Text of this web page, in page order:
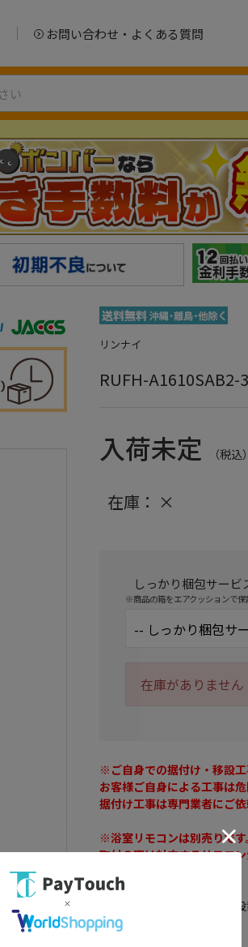
お問い合わせ・よくある質問
リンナイ
RUFH-
入荷未定 （税込
在庫： ×
しっかり梱包サービ
※商品の箱をエアクッションで保
在庫がありません
※ご自身での据付け・移設
お客様ご自身による工事は
据付け工事は専門業者にご
※浴室リモコンは別売りで
取付の際は対応するリモコ
動力：都市ガス
設置方法：パイプシャフト
設置場所：屋外